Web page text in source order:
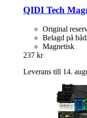
QIDI Tech
Original
Belagd på
Magnetisk
237 kr
Leverans till 14.